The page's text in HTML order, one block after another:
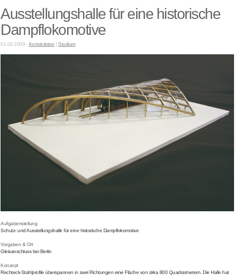
Ausstellungshalle für eine historische
Dampflokomotive
01.03.2009 - Konstruktion | Studium
Aufgabenstellung
Schutz- und Ausstellungshalle für eine historische Dampflokomotive
Vorgaben & Ort
Gleisanschluss bei Berlin
Konzept
Rechteck-Stahlprofile überspannen in zwei Richtungen eine Fläche von zirka 800 Quadratmetern. Die Halle hat